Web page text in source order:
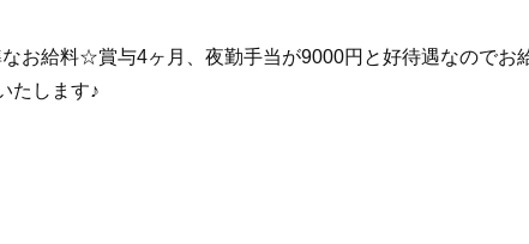
お給料☆賞与4ヶ月、夜勤手当が9000円と好待遇なので
たします♪